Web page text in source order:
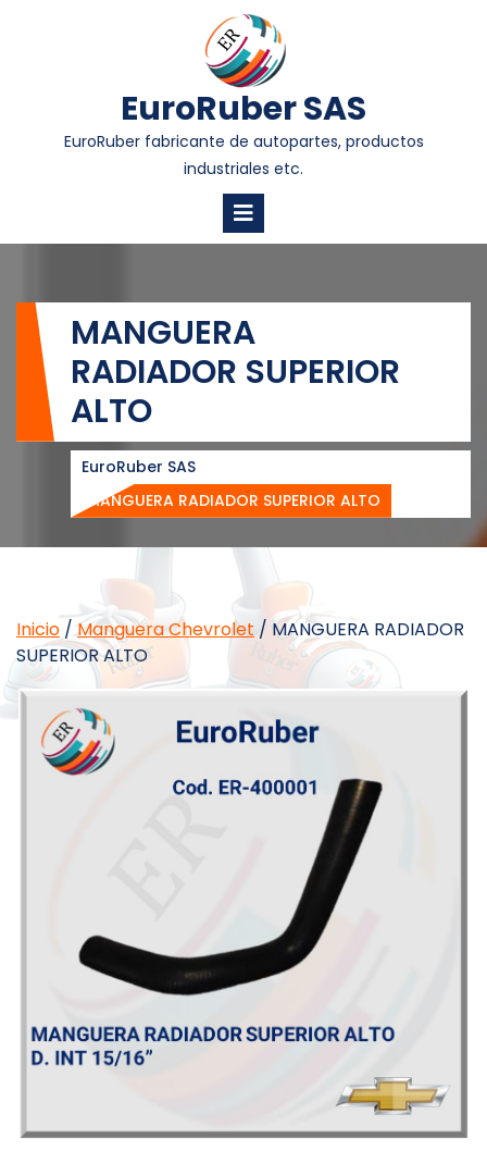
EuroRuber SAS
EuroRuber fabricante de autopartes, productos
industriales etc.
MANGUERA
RADIADOR SUPERIOR
ALTO
EuroRuber SAS
MANGUERA RADIADOR SUPERIOR ALTO
Inicio /Manguera Chevrolet / MANGUERA RADIADOR
SUPERIOR ALTO